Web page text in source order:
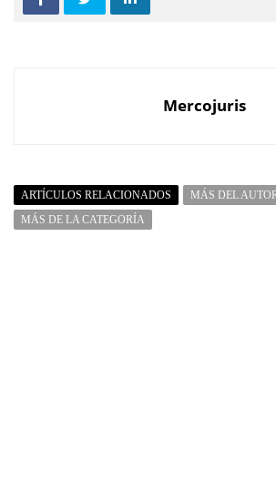
Mercojuris
ARTÍCULOS RELACIONADOS
MÁS DEL
MÁS DE LA CATEGORÍA